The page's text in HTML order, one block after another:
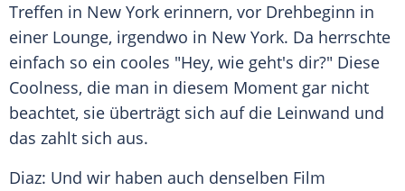
Treffen in New York erinnern, vor Drehbeginn in
einer Lounge, irgendwo in New York. Da herrschte
einfach so ein cooles "Hey, wie geht's dir?" Diese
Coolness, die man in diesem Moment gar nicht
beachtet, sie überträgt sich auf die Leinwand und
das zahlt sich aus.
Diaz: Und wir haben auch denselben Film